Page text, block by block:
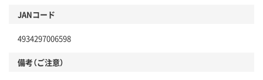
JANコード
4934297006598
備考（ご注意）